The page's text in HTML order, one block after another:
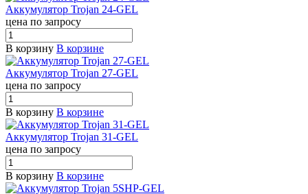
Аккумулятор Trojan 24-GEL
цена по запросу
В корзину В корзине
Аккумулятор Trojan 27-GEL
цена по запросу
В корзину В корзине
Аккумулятор Trojan 31-GEL
цена по запросу
В корзину В корзине